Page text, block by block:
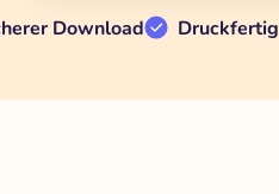
Download